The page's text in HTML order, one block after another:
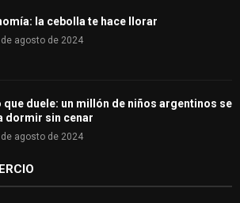
la cebolla te hace llorar
de agosto de 2024
que duele: un millón de niños argentinos se
dormir sin cenar
de agosto de 2024